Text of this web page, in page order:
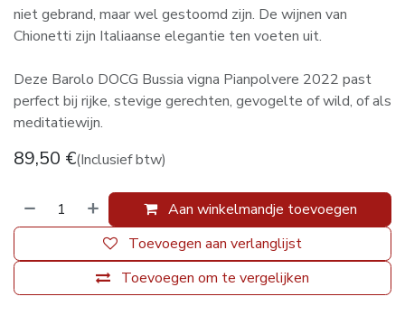
niet gebrand, maar wel gestoomd zijn. De wijnen van
Chionetti zijn Italiaanse elegantie ten voeten uit.
Deze Barolo DOCG Bussia vigna Pianpolvere 2022 past
perfect bij rijke, stevige gerechten, gevogelte of wild, of als
meditatiewijn.
89,50 €(Inclusief btw)
Aan winkelmandje toevoegen
Toevoegen om te vergelijken
Toevoegen aan verlanglijst